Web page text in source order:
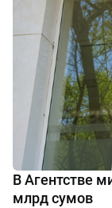
В Агентстве
млрд сумов